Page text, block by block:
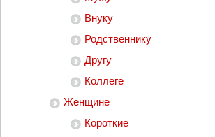
Внуку
Родственнику
Другу
Коллеге
Женщине
Короткие